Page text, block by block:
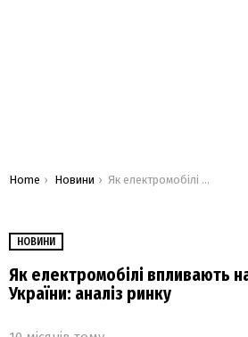
You are here:
Home Новини Як електромобілі впливають на енергосистему України: аналіз ринку
НОВИНИ
Як електромобілі впливають
України: аналіз ринку